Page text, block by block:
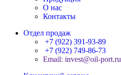
О нас
Контакты
Отдел продаж
+7 (922) 391-93-89
+7 (922) 749-86-73
Email: invest@oil-port.ru